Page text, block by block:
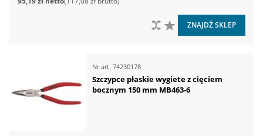
DO LISTY ŻYCZEŃ
DO PORÓWNANIA
ZNAJDŹ SKLEP
Nr art. 74230178
Szczypce płaskie wygiete z cięciem
bocznym 150 mm MB463-6